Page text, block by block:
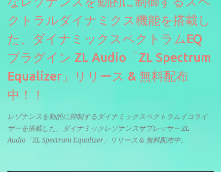
クトラルダイナミクス機能を搭載し
た、ダイナミックスペクトラムEQ
プラグイン ZL Audio「ZL Spectrum
Equalizer」リリース & 無料配布
中！！
レゾナンスを動的に抑制するダイナミックスペクトラムイコライ
ザーを搭載した、ダイナミックレゾナンスサプレッサー ZL
Audio「ZL Spectrum Equalizer」リリース & 無料配布中。